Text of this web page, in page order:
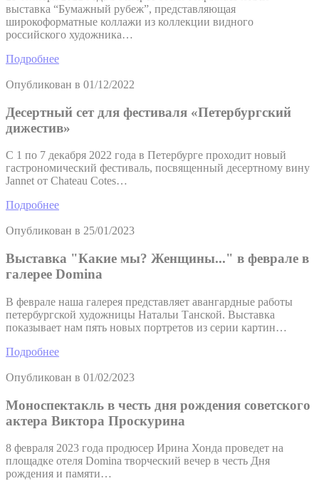
выставка “Бумажный рубеж”, представляющая
широкоформатные коллажи из коллекции видного
российского художника…
Подробнее
Опубликован в 01/12/2022
Десертный сет для фестиваля «Петербургский
дижестив»
С 1 по 7 декабря 2022 года в Петербурге проходит новый
гастрономический фестиваль, посвященный десертному вину
Jannet от Chateau Cotes…
Подробнее
Опубликован в 25/01/2023
Выставка "Какие мы? Женщины..." в феврале в
галерее Domina
В феврале наша галерея представляет авангардные работы
петербургской художницы Натальи Танской. Выставка
показывает нам пять новых портретов из серии картин…
Подробнее
Опубликован в 01/02/2023
Моноспектакль в честь дня рождения советского
актера Виктора Проскурина
8 февраля 2023 года продюсер Ирина Хонда проведет на
площадке отеля Domina творческий вечер в честь Дня
рождения и памяти…